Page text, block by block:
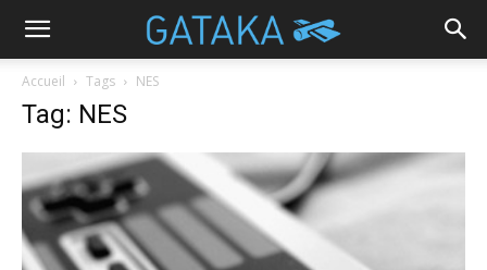
Accueil Tags NES
Tag: NES